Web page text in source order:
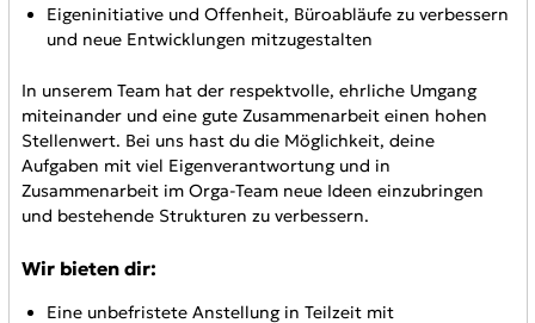
Eigeninitiative und Offenheit, Büroabläufe zu verbessern
und neue Entwicklungen mitzugestalten
In unserem Team hat der respektvolle, ehrliche Umgang
miteinander und eine gute Zusammenarbeit einen hohen
Stellenwert. Bei uns hast du die Möglichkeit, deine
Aufgaben mit viel Eigenverantwortung und in
Zusammenarbeit im Orga-Team neue Ideen einzubringen
und bestehende Strukturen zu verbessern.
Wir bieten dir:
Eine unbefristete Anstellung in Teilzeit mit